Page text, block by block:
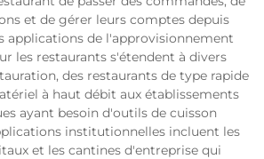
et de gérer leurs comptes depuis
applications de l'approvisionnement
les restaurants s'étendent à divers
des restaurants de type rapide
à haut débit aux établissements
ayant besoin d'outils de cuisson
institutionnelles incluent les
et les cantines d'entreprise qui